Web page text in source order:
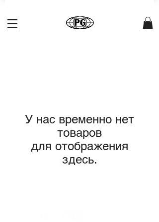
У нас временно нет
товаров
для отображения
здесь.